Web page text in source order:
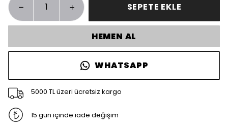
SEPETE EKLE
HEMEN AL
WHATSAPP
5000 TL üzeri ücretsiz kargo
15 gün içinde iade değişim